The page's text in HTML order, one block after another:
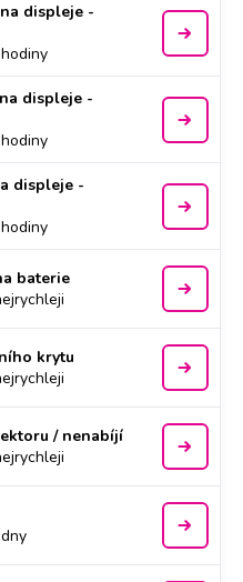
displeje -
displeje -
displeje -
baterie
krytu
/ nenabíjí